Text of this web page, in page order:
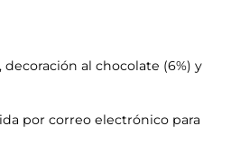
al chocolate (6%) y
por correo electrónico para